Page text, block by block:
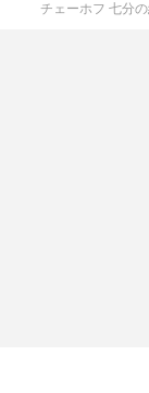
チェーホフ 七分